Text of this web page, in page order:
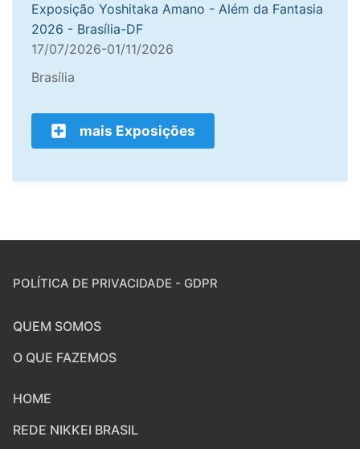
Exposição Yoshitaka Amano - Além da Fantasia
2026 - Brasília-DF
17/07/2026-01/11/2026
Brasília
mais Exposições
POLÍTICA DE PRIVACIDADE - GDPR
QUEM SOMOS
O QUE FAZEMOS
HOME
REDE NIKKEI BRASIL